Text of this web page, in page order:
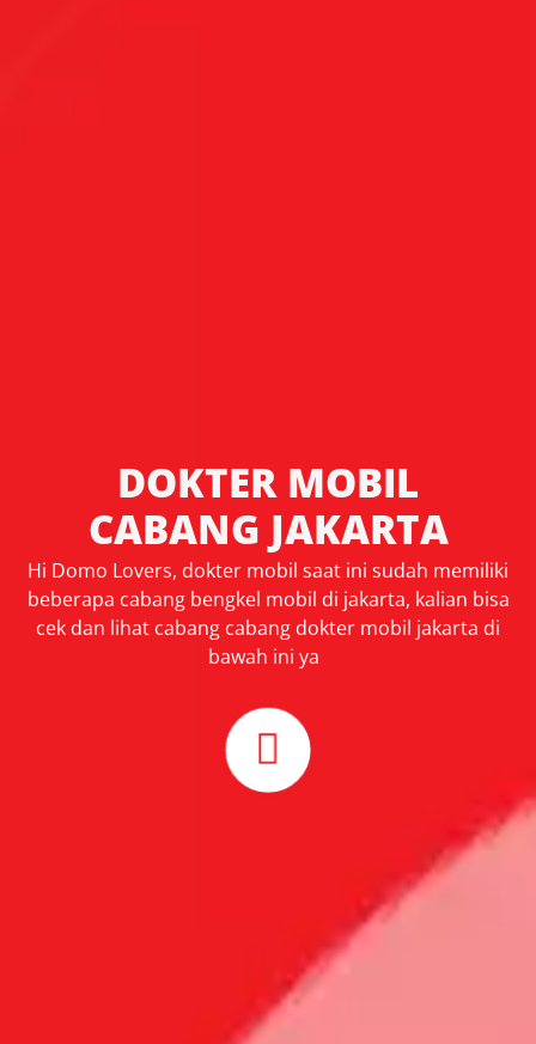
DOKTER MOBIL
CABANG JAKARTA
Hi Domo Lovers, dokter mobil saat ini sudah memiliki
beberapa cabang bengkel mobil di jakarta, kalian bisa
cek dan lihat cabang cabang dokter mobil jakarta di
bawah ini ya